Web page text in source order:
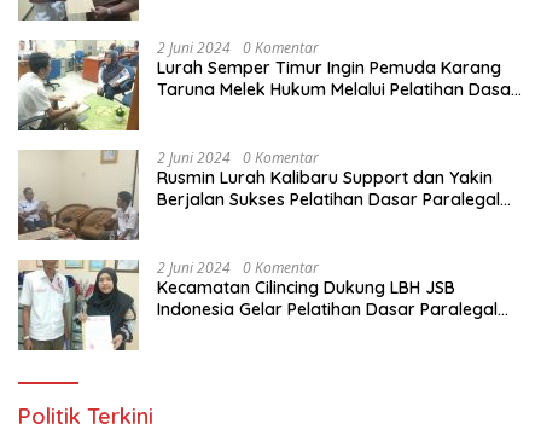
2 Juni 2024 0 Komentar
Lurah Semper Timur Ingin Pemuda Karang
Taruna Melek Hukum Melalui Pelatihan Dasar
2 Juni 2024 0 Komentar
Rusmin Lurah Kalibaru Support dan Yakin
Berjalan Sukses Pelatihan Dasar Paralegal
2 Juni 2024 0 Komentar
Kecamatan Cilincing Dukung LBH JSB
Indonesia Gelar Pelatihan Dasar Paralegal
Politik Terkini